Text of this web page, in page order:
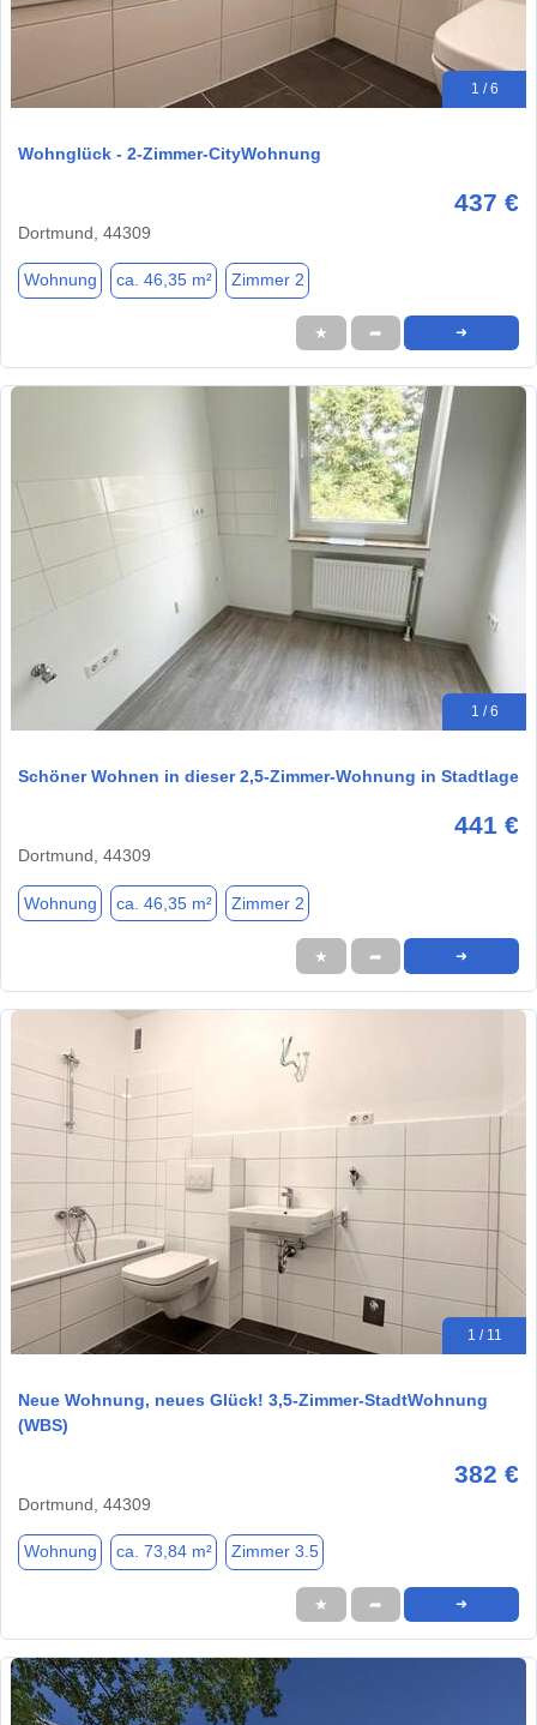
1 / 6
Wohnglück - 2-Zimmer-CityWohnung
437 €
Dortmund, 44309
Wohnung ca. 46,35 m² Zimmer 2
★ ➦ ➜
1 / 6
Schöner Wohnen in dieser 2,5-Zimmer-Wohnung in Stadtlage
441 €
Dortmund, 44309
Wohnung ca. 46,35 m² Zimmer 2
★ ➦ ➜
1 / 11
Neue Wohnung, neues Glück! 3,5-Zimmer-StadtWohnung
(WBS)
382 €
Dortmund, 44309
Wohnung ca. 73,84 m² Zimmer 3.5
★ ➦ ➜